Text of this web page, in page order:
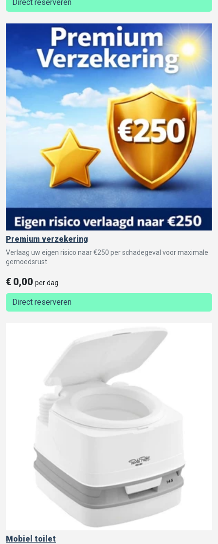
Direct reserveren
Premium verzekering
Verlaag uw eigen risico naar €250 per schadegeval voor maximale
gemoedsrust.
€ 0,00 per dag
Direct reserveren
Mobiel toilet